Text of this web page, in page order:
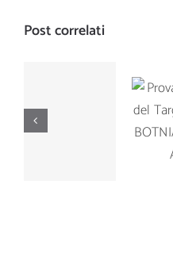
Post correlati
Prova di
navigazione